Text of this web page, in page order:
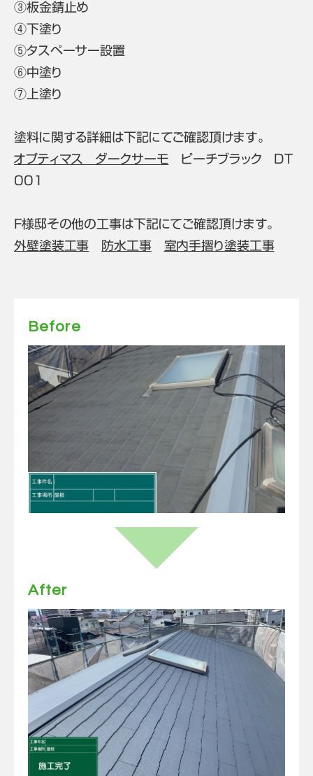
③板金錆止め
④下塗り
⑤タスペーサー設置
⑥中塗り
⑦上塗り
塗料に関する詳細は下記にてご確認頂けます。
オプティマス ダークサーモ ピーチブラック DT
001
F様邸その他の工事は下記にてご確認頂けます。
外壁塗装工事
防水工事 室内手摺り塗装工事
Before
After